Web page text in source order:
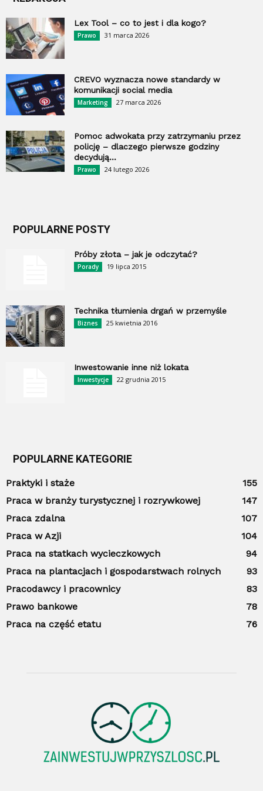
Lex Tool – co to jest i dla kogo?
Prawo 31 marca 2026
CREVO wyznacza nowe standardy w
komunikacji social media
Marketing 27 marca 2026
Pomoc adwokata przy zatrzymaniu przez
policję – dlaczego pierwsze godziny
decydują...
Prawo 24 lutego 2026
POPULARNE POSTY
Próby złota – jak je odczytać?
Porady 19 lipca 2015
Technika tłumienia drgań w przemyśle
Biznes 25 kwietnia 2016
Inwestowanie inne niż lokata
Inwestycje 22 grudnia 2015
POPULARNE KATEGORIE
Praktyki i staże
155
Praca w branży turystycznej i rozrywkowej
147
Praca zdalna
107
Praca w Azji
104
Praca na statkach wycieczkowych
94
Praca na plantacjach i gospodarstwach rolnych
93
Pracodawcy i pracownicy
83
Prawo bankowe
78
Praca na część etatu
76